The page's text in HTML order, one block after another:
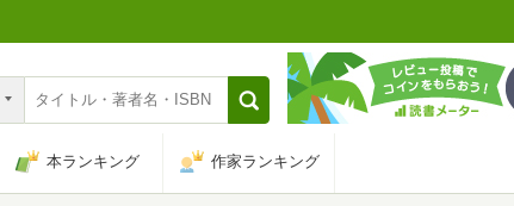
本ランキング 作家ランキング